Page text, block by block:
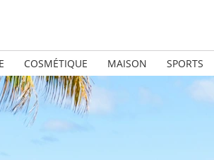
COSMÉTIQUE MAISON SPORTS